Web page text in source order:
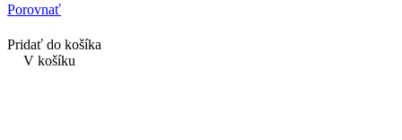
Porovnať
Pridať do košíka
V košíku